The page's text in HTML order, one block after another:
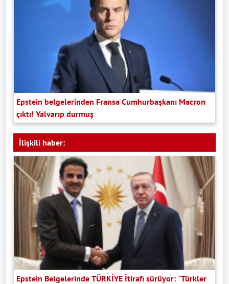
Epstein belgelerinden Fransa Cumhurbaşkanı Macron
çıktı! Yalvarıp durmuş
İlişkili haber:
Epstein Belgelerinde TÜRKİYE İtirafı sürüyor: "Türkler